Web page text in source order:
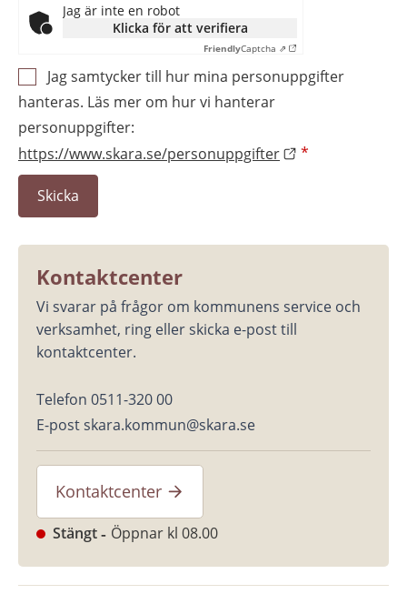
Jag är inte en robot
Klicka för att verifiera
FriendlyCaptcha ⇗
Jag samtycker till hur mina personuppgifter
hanteras. Läs mer om hur vi hanterar
personuppgifter:
https://www.skara.se/personuppgifter
*
Kontaktcenter
Vi svarar på frågor om kommunens service och
verksamhet, ring eller skicka e-post till
kontaktcenter.
Telefon 0511-320 00
E-post skara.kommun@skara.se
Kontaktcenter
Stängt Öppnar kl 08.00